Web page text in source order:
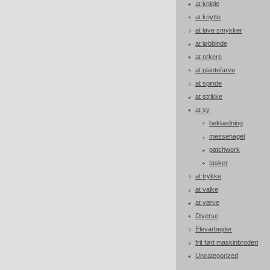
at kniple
at knytte
at lave smykker
at løbbinde
at orkere
at plantefarve
at spinde
at strikke
at sy
beklædning
messehagel
patchwork
tasker
at trykke
at valke
at væve
Diverse
Elevarbejder
frit ført maskinbroderi
Uncategorized